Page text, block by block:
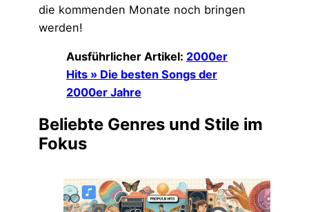
die kommenden Monate noch bringen
werden!
Ausführlicher Artikel: 2000er
Hits » Die besten Songs der
2000er Jahre
Beliebte Genres und Stile im
Fokus